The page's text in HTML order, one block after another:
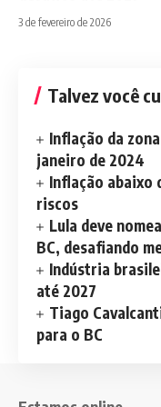
3 de fevereiro de 2026
Talvez você
Inflação da
janeiro de 2024
Inflação abaixo
riscos
Lula deve
BC, desafiando
Indústria
até 2027
Tiago
para o BC